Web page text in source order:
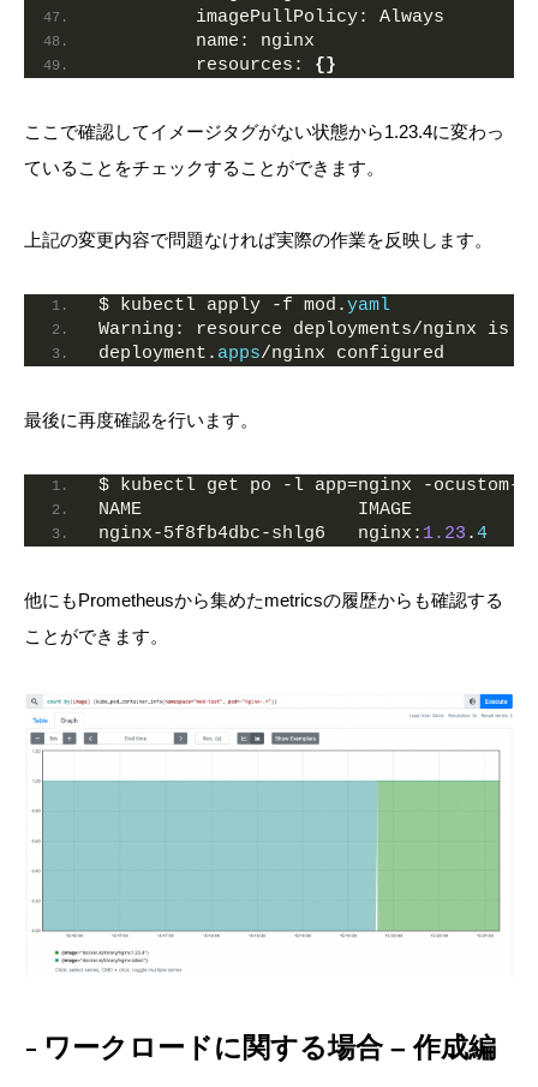
         imagePullPolicy: Always
         name: nginx
         resources:
{}
ここで確認してイメージタグがない状態から1.23.4に変わっ
ていることをチェックすることができます。
上記の変更内容で問題なければ実際の作業を反映します。
$ kubectl apply -f mod.yaml
Warning: resource deployments/nginx is
deployment. apps/nginx configured
最後に再度確認を行います。
$ kubectl get po -l app=nginx -ocustom-
NAME                    IMAGE
nginx-5f8fb4dbc-shlg6   nginx: 1.23 .4
他にもPrometheusから集めたmetricsの履歴からも確認する
ことができます。
ワークロードに関する場合 – 作成編